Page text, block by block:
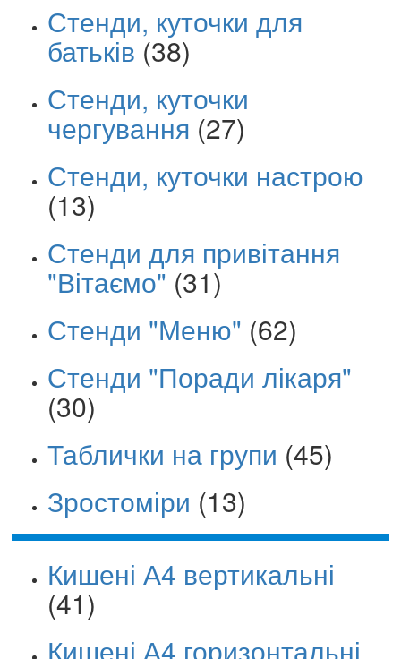
Стенди, куточки для
батьків (38)
Стенди, куточки
чергування (27)
Стенди, куточки настрою
(13)
Стенди для привітання
"Вітаємо" (31)
Стенди "Меню" (62)
Стенди "Поради лікаря"
(30)
Таблички на групи (45)
Зростоміри (13)
Кишені А4 вертикальні
(41)
Кишені А4 горизонтальні